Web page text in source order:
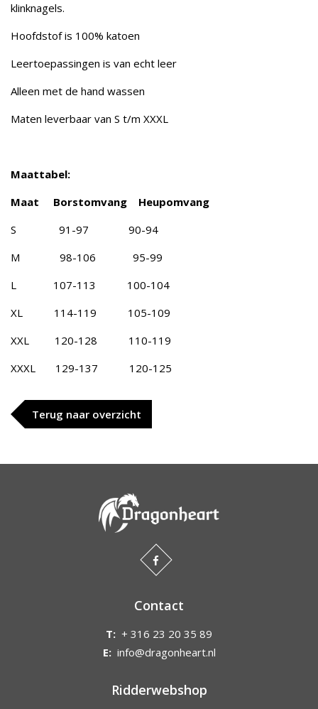
klinknagels.
Hoofdstof is 100% katoen
Leertoepassingen is van echt leer
Alleen met de hand wassen
Maten leverbaar van S t/m XXXL
Maattabel:
Maat Borstomvang Heupomvang
S 91-97 90-94
M 98-106 95-99
L 107-113 100-104
XL 114-119 105-109
XXL 120-128 110-119
XXXL 129-137 120-125
Terug naar overzicht
Contact
T: + 316 23 20 35 89
E: info@dragonheart.nl
Ridderwebshop